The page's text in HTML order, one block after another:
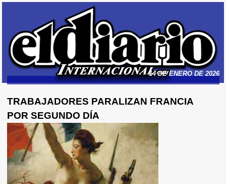
14 DE ENERO DE 2026
TRABAJADORES PARALIZAN FRANCIA
POR SEGUNDO DÍA